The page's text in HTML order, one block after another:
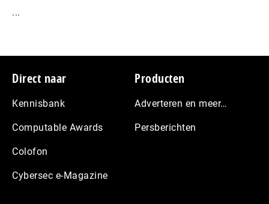
...
Footer
Direct naar
Kennisbank
Computable Awards
Colofon
Cybersec e-Magazine
Producten
Adverteren en meer…
Persberichten